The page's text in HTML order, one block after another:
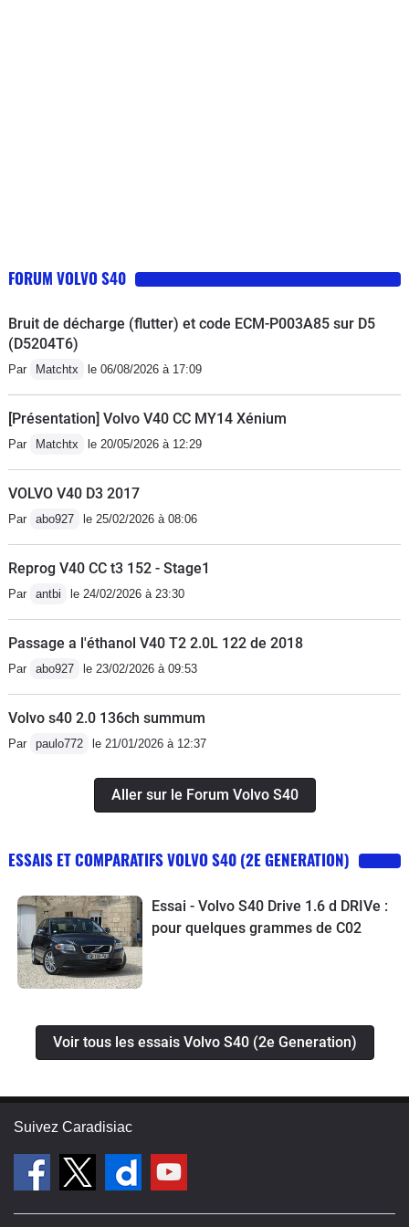
km/an min depuis plus de 20 ans.
dangereuse. S40 td testé pendant 3
FORUM VOLVO S40
Bruit de décharge (flutter) et code ECM-P003A85 sur D5
(D5204T6)
Par Matchtx le 06/08/2026 à 17:09
[Présentation] Volvo V40 CC MY14 Xénium
Par Matchtx le 20/05/2026 à 12:29
VOLVO V40 D3 2017
Par abo927 le 25/02/2026 à 08:06
Reprog V40 CC t3 152 - Stage1
Par antbi le 24/02/2026 à 23:30
Passage a l'éthanol V40 T2 2.0L 122 de 2018
Par abo927 le 23/02/2026 à 09:53
Volvo s40 2.0 136ch summum
Par paulo772 le 21/01/2026 à 12:37
Aller sur le Forum Volvo S40
ESSAIS ET COMPARATIFS VOLVO S40 (2E GENERATION)
Essai - Volvo S40 Drive 1.6 d DRIVe :
pour quelques grammes de C02
Voir tous les essais Volvo S40 (2e Generation)
Suivez Caradisiac